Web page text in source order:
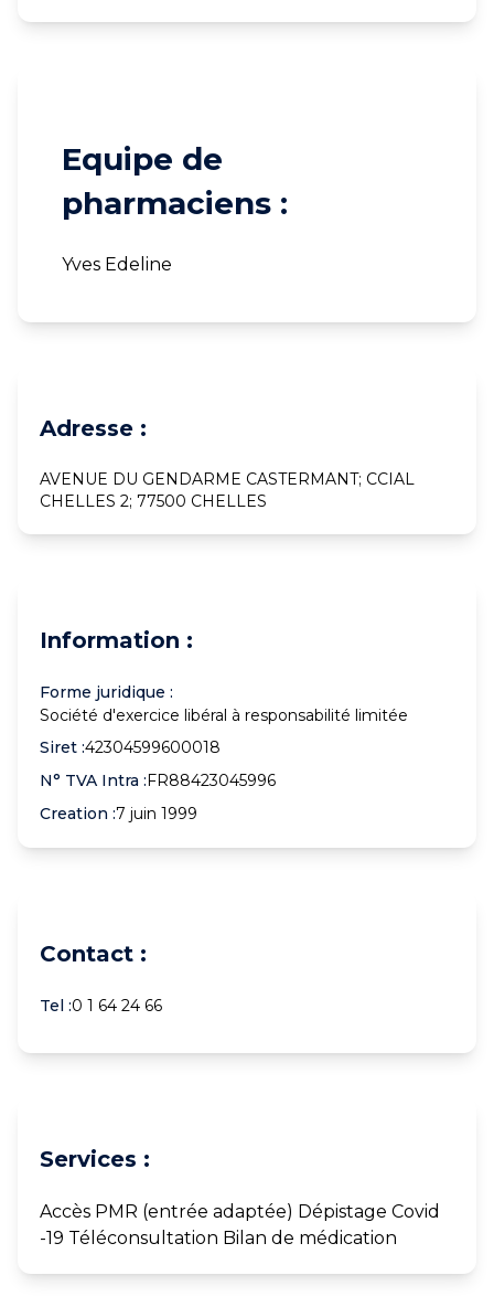
Equipe de
pharmaciens :
Yves Edeline
Adresse :
AVENUE DU GENDARME CASTERMANT; CCIAL
CHELLES 2; 77500 CHELLES
Information :
Forme juridique :
Société d'exercice libéral à responsabilité limitée
Siret :42304599600018
N° TVA Intra :FR88423045996
Creation :7 juin 1999
Contact :
Tel :0 1 64 24 66
Services :
Accès PMR (entrée adaptée) Dépistage Covid
-19 Téléconsultation Bilan de médication